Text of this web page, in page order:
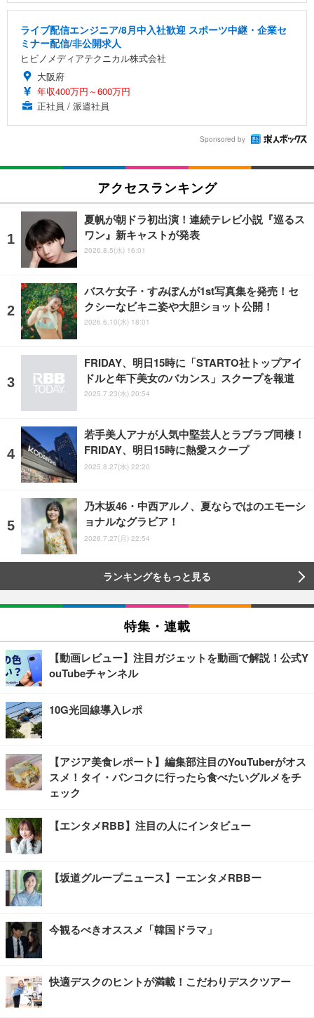
ライブ配信エンジニア/8月中入社歓迎 スポーツ中継・企業セ
ミナー配信/非公開求人
ヒビノメディアテクニカル株式会社
大阪府
年収400万円～600万円
正社員 / 派遣社員
Sponsored by
アクセスランキング
夏帆が朝ドラ初出演！連続テレビ小説『巡るス
ワン』新キャストが発表
2026.8.5(水) 16:01
バスケ女子・すみぽんが1st写真集を発売！セ
クシーなビキニ姿や大胆ショット公開！
2026.6.10(水) 18:01
FRIDAY、明日15時に「STARTO社トップアイ
ドルと年下美女のバカンス」スクープを報道
2025.7.23(水) 20:54
若手美人アナが人気中堅芸人とラブラブ同棲！
FRIDAY、明日15時に熱愛スクープ
2025.8.27(水) 22:20
乃木坂46・中西アルノ、夏ならではのエモーシ
ョナルなグラビア！
2026.7.27(月) 22:54
ランキングをもっと見る
特集・連載
【動画レビュー】注目ガジェットを動画で解説！公式Y
ouTubeチャンネル
10G光回線導入レポ
【アジア美食レポート】編集部注目のYouTuberがオス
スメ！タイ・バンコクに行ったら食べたいグルメをチ
ェック
【エンタメRBB】注目の人にインタビュー
【坂道グループニュース】ーエンタメRBBー
今観るべきオススメ「韓国ドラマ」
快適デスクのヒントが満載！こだわりデスクツアー